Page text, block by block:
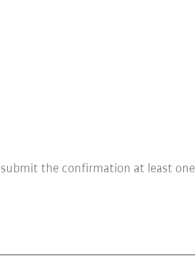
submit the confirmation at least one